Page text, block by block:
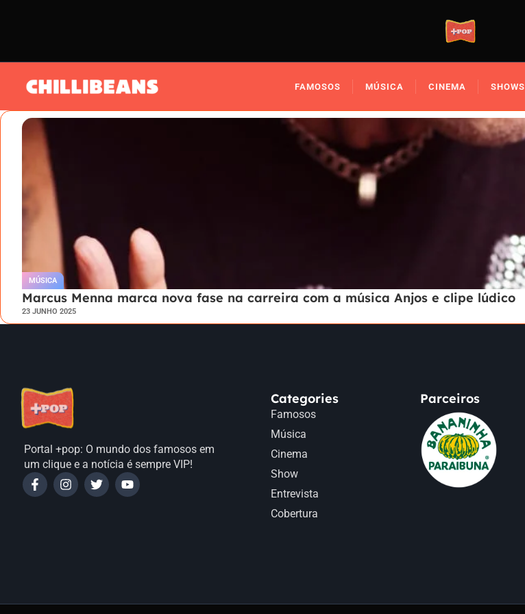
FAMOSOS MÚSICA CINEMA SHOWS
MÚSICA
Marcus Menna marca nova fase na carreira com a música Anjos e clipe lúdico
23 JUNHO 2025
Portal +pop: O mundo dos famosos em
um clique e a notícia é sempre VIP!
Categories
Famosos
Música
Cinema
Show
Entrevista
Cobertura
Parceiros